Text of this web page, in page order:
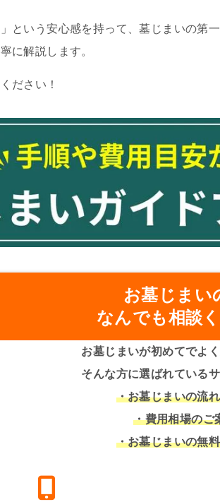
」という安心感を持って、墓じまいの第
に解説します。
ださい！
お墓じまい
なんでも相談
お墓じまいが初めてでよく
そんな方に選ばれているサ
・お墓じまいの流
・費用相場のご
・お墓じまいの無